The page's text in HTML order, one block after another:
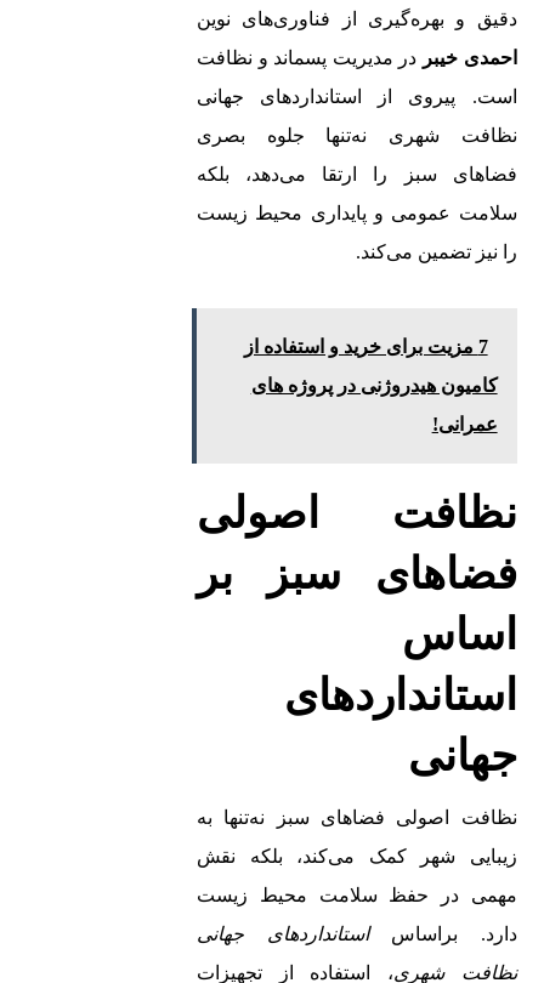
دقیق و بهره‌گیری از فناوری‌های نوین
احمدی خیبر در مدیریت پسماند و نظافت
است. پیروی از استانداردهای جهانی
نظافت شهری نه‌تنها جلوه بصری
فضاهای سبز را ارتقا می‌دهد، بلکه
سلامت عمومی و پایداری محیط‌ زیست
را نیز تضمین می‌کند.
7 مزیت برای خرید و استفاده از
کامیون هیدروژنی در پروژه های
عمرانی!
نظافت اصولی
فضاهای سبز بر
اساس
استانداردهای
جهانی
نظافت اصولی فضاهای سبز نه‌تنها به
زیبایی شهر کمک می‌کند، بلکه نقش
مهمی در حفظ سلامت محیط زیست
دارد. براساساستانداردهای جهانی
نظافت شهری، استفاده از تجهیزات